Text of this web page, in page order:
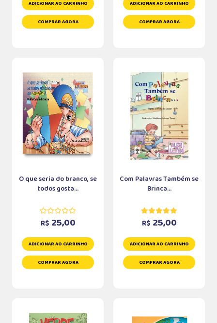
ADICIONAR AO CARRINHO
COMPRAR AGORA
ADICIONAR AO CARRINHO
COMPRAR AGORA
O que seria do branco, se
todos gosta...
R$ 25,00
ADICIONAR AO CARRINHO
COMPRAR AGORA
Com Palavras Também se
Brinca...
R$ 25,00
ADICIONAR AO CARRINHO
COMPRAR AGORA